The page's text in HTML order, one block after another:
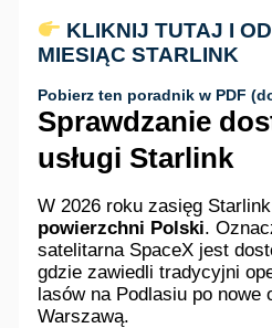
KLIKNIJ TUTAJ I
MIESIĄC STARLINK
Pobierz ten poradnik w PDF
Sprawdzanie
usługi Starlink
W 2026 roku zasięg
powierzchni Polski.
satelitarna SpaceX jest
gdzie zawiedli tradycyjni
lasów na Podlasiu po nowe
Warszawą.